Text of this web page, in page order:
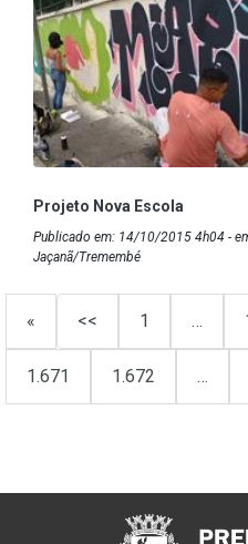
Projeto Nova Escola
Publicado em: 14/10/2015 4h04 -
Jaçanã/Tremembé
« << 1 …
1.671 1.672 …